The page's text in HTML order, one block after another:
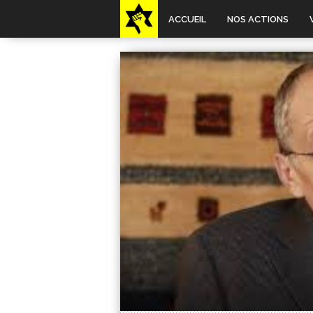
ACCUEIL NOS ACTIONS